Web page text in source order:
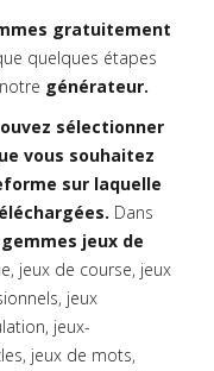
gratuitement
quelques étapes
générateur.
sélectionner
vous souhaitez
sur laquelle
Dans
jeux de
jeux de course, jeux
jeux
jeux-
jeux de mots,